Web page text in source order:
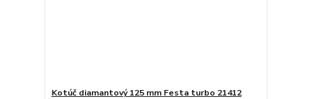
Kotúč diamantový 125 mm Festa turbo 21412